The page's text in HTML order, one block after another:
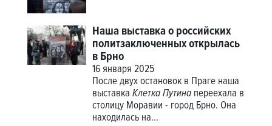
Наша выставка о российских
политзаключенных открылась
в Брно
16 января 2025
После двух остановок в Праге наша
выставкаКлетка Путина переехала в
столицу Моравии - город Брно. Она
находилась на...